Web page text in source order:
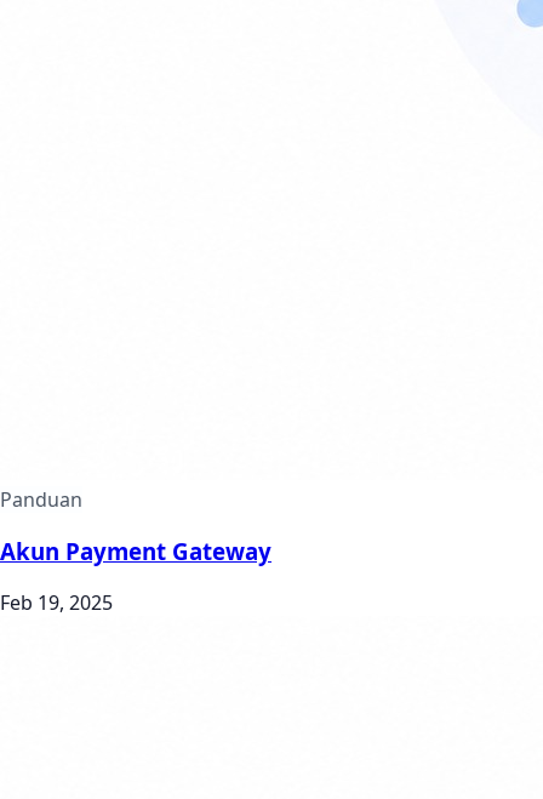
Panduan
Akun Payment Gateway
Feb 19, 2025